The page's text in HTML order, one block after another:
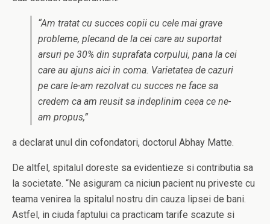
“Am tratat cu succes copii cu cele mai grave
probleme, plecand de la cei care au suportat
arsuri pe 30% din suprafata corpului, pana la cei
care au ajuns aici in coma. Varietatea de cazuri
pe care le-am rezolvat cu succes ne face sa
credem ca am reusit sa indeplinim ceea ce ne-
am propus,”
a declarat unul din cofondatori, doctorul Abhay Matte.
De altfel, spitalul doreste sa evidentieze si contributia sa
la societate. “Ne asiguram ca niciun pacient nu priveste cu
teama venirea la spitalul nostru din cauza lipsei de bani.
Astfel, in ciuda faptului ca practicam tarife scazute si